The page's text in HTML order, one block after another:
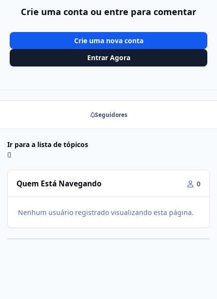
Crie uma conta ou entre para comentar
Crie uma nova conta
Entrar Agora
Seguidores
Ir para a lista de tópicos
Quem Está Navegando 0
Nenhum usuário registrado visualizando esta página.